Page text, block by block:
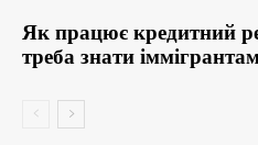
Як працює кредитний
треба знати